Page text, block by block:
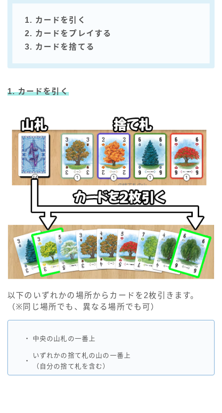
1. カードを引く
2. カードをプレイする
3. カードを捨てる
1. カードを引く
以下のいずれかの場所からカードを2枚引きます。
（※同じ場所でも、異なる場所でも可）
・ 中央の山札の一番上
・
いずれかの捨て札の山の一番上
（自分の捨て札を含む）